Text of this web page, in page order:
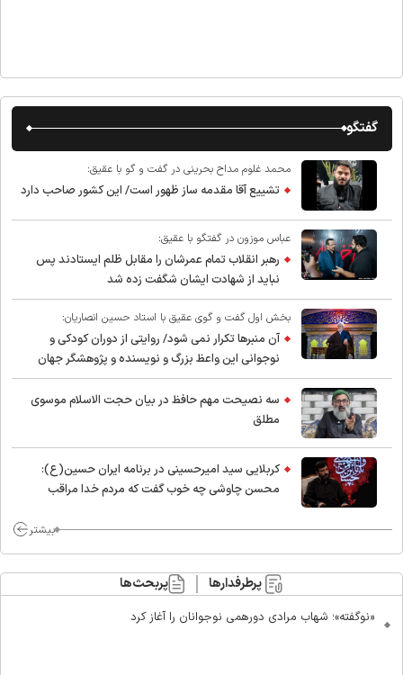
گفتگو
محمد غلوم مداح بحرینی در گفت و گو با عقیق:
تشییع آقا مقدمه ساز ظهور است/ این کشور صاحب دارد
عباس موزون در گفتگو با عقیق:
رهبر انقلاب تمام عمرشان را مقابل ظلم ایستادند پس
نباید از شهادت ایشان شگفت زده شد
بخش اول گفت و گوی عقیق با استاد حسین انصاریان:
آن منبرها تکرار نمی شود/ روایتی از دوران کودکی و
نوجوانی این واعظ بزرگ و نویسنده و پژوهشگر جهان
اسلام
سه نصیحت مهم حافظ در بیان حجت الاسلام موسوی
مطلق
کربلایی سید امیر‌حسینی در برنامه ایران حسین(ع):
محسن چاوشی چه خوب گفت که مردم خدا مراقب
بیشتر
پرطرفدارها پربحث‌ها
«نوگفته»؛ شهاب مرادی دورهمی نوجوانان را آغاز کرد